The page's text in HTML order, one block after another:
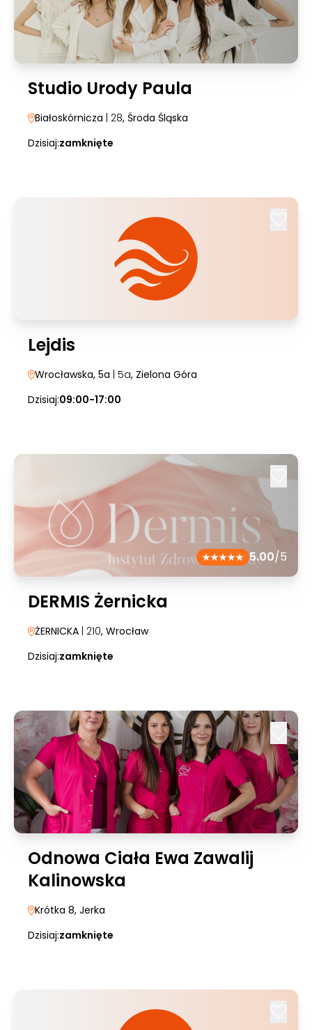
Studio Urody Paula
Białoskórnicza | 28, Środa Śląska
Dzisiaj:zamknięte
Lejdis
Wrocławska, 5a | 5a, Zielona Góra
Dzisiaj:09:00-17:00
5.00/5
DERMIS Żernicka
ŻERNICKA | 210, Wrocław
Dzisiaj:zamknięte
Odnowa Ciała Ewa Zawalij
Kalinowska
Krótka 8, Jerka
Dzisiaj:zamknięte